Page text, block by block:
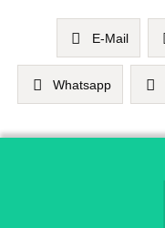
E-Mail
Whatsapp